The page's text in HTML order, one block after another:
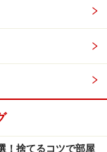
！捨てるコツで部屋